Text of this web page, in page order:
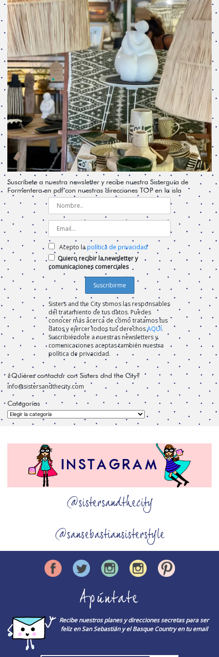
Suscríbete a nuestra newsletter y recibe nuestra Sisterguía de
Formentera en pdf con nuestras direcciones TOP en la isla
Acepto lapolítica de privacidad
Quiero recibir la newsletter y
comunicaciones comerciales
Sisters and the City somos las responsables
del tratamiento de tus datos. Puedes
conocer más acerca de cómo tratamos tus
datos y ejercer todos tus derechosAQUÍ.
Suscribiéndote a nuestras newsletters y
comunicaciones aceptas también nuestra
política de privacidad.
¿Quiéres contactar con Sisters and the City?
info@sistersandthecity.com
Categorías
Categorías
@sistersandthecity
@sansebastiansisterstyle
Apúntate
Recibe nuestros planes y direcciones secretas para ser
feliz en San Sebastián y el Basque Country en tu email